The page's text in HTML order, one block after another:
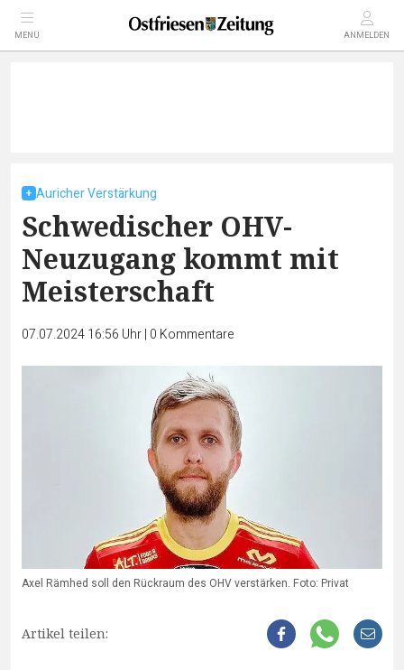
MENÜ ANMELDEN
Auricher Verstärkung
Schwedischer OHV-
Neuzugang kommt mit
Meisterschaft
07.07.2024 16:56 Uhr| 0 Kommentare
Axel Rämhed soll den Rückraum des OHV verstärken. Foto: Privat
Artikel teilen: